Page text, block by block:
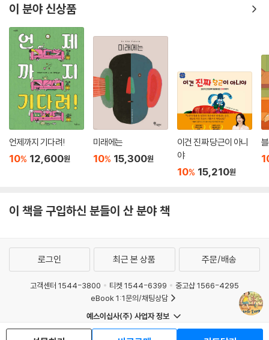
이 분야 신상품
언제까지 기다려!
10% 12,600원
미래에는
10% 15,300원
이건 진짜 당근이 아니
야
10% 15,210원
이 책을 구입하신 분들이 산 분야 책
로그인 최근 본 상품 주문/배송
고객센터 1544-3800 티켓 1544-6399
중고샵 1566-4295
eBook 1:1문의/채팅상담
예스이십사(주) 사업자 정보
청소년보호정책